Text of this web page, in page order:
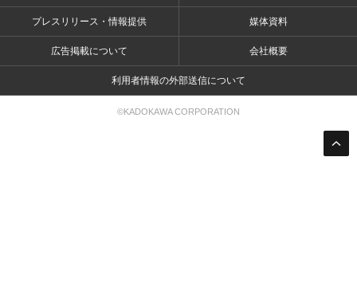
プレスリリース・情報提供 媒体資料
広告掲載について 会社概要
利用者情報の外部送信について
©KADOKAWA CORPORATION